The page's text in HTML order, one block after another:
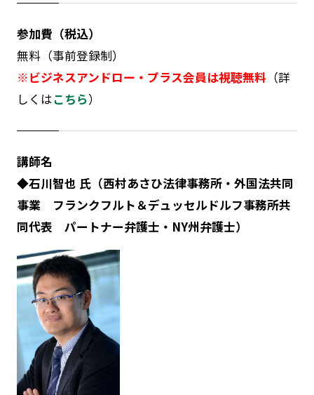
参加費（税込）
無料（事前登録制）
※ビジネスアンドロー・プラス会員は視聴無料 （詳
しくはこちら）
講師名
◆石川智也 氏（西村あさひ法律事務所・外国法共同
事業 フランクフルト＆デュッセルドルフ事務所共
同代表 パートナー弁護士・NY州弁護士）